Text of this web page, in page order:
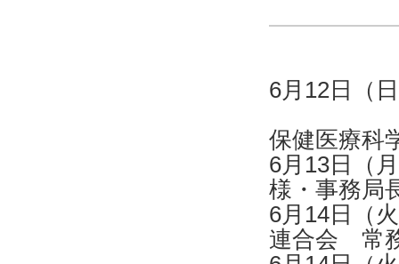
6月12日（
保健医療科
6月13日（
様・事務
6月14日（
連合会 常